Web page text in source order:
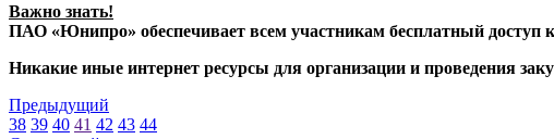
Важно знать!
ПАО «Юнипро» обеспечивает всем участникам бесплатный
Никакие иные интернет ресурсы для организации и проведения
Предыдущий
38 39 40 41 42 43 44